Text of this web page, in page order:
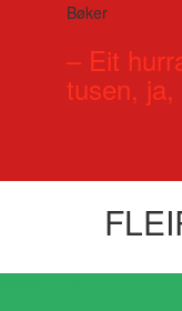
Bøker
– Eit
tusen, ja,